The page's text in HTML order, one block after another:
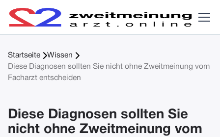
Startseite Wissen 
Diese Diagnosen sollten Sie nicht ohne Zweitmeinung vom
Facharzt entscheiden
Diese Diagnosen sollten Sie
nicht ohne Zweitmeinung vom